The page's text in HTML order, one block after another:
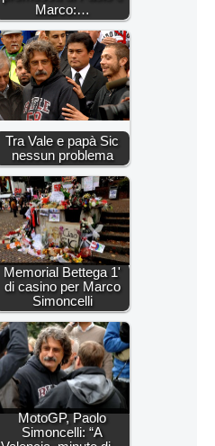
Marco:…
Tra Vale e papà Sic
nessun problema
Memorial Bettega 1'
di casino per Marco
Simoncelli
MotoGP, Paolo
Simoncelli: “A